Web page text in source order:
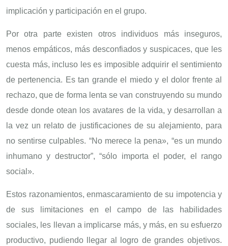
implicación y participación en el grupo.
Por otra parte existen otros individuos más inseguros,
menos empáticos, más desconfiados y suspicaces, que les
cuesta más, incluso les es imposible adquirir el sentimiento
de pertenencia. Es tan grande el miedo y el dolor frente al
rechazo, que de forma lenta se van construyendo su mundo
desde donde otean los avatares de la vida, y desarrollan a
la vez un relato de justificaciones de su alejamiento, para
no sentirse culpables. “No merece la pena», “es un mundo
inhumano y destructor”, “sólo importa el poder, el rango
social».
Estos razonamientos, enmascaramiento de su impotencia y
de sus limitaciones en el campo de las habilidades
sociales, les llevan a implicarse más, y más, en su esfuerzo
productivo, pudiendo llegar al logro de grandes objetivos.